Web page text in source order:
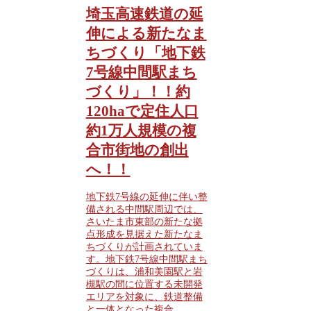
埼玉高速鉄道の延
伸による新たなま
ちづくり「地下鉄
7号線中間駅まち
づくり」！！約
120haで定住人口
約1万人規模の複
合市街地の創出
へ！！
地下鉄7号線の延伸に伴い整
備される中間駅周辺では、
さいたま市東部の新たな拠
点形成を見据えた新たなま
ちづくりが計画されていま
す。地下鉄7号線中間駅まち
づくりは、浦和美園駅と岩
槻駅の間に位置する未開発
エリアを対象に、鉄道整備